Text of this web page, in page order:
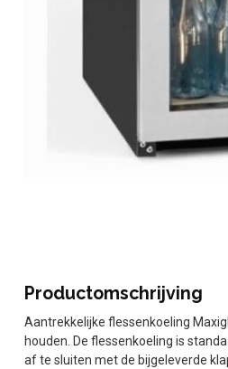
Productomschrijving
Aantrekkelijke flessenkoeling
houden. De flessenkoeling is
af te sluiten met de bijgeleverde